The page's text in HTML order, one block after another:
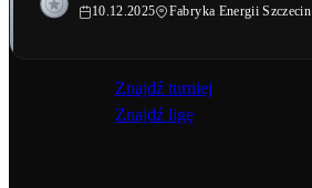
10.12.2025 Fabryka Energii Szczecin
Znajdź turniej
Znajdź ligę